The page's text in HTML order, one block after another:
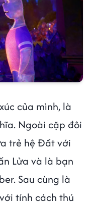
của mình, là
Ngoài cặp đôi
trẻ hệ Đất với
Lửa và là bạn
Sau cùng là
tính cách thú